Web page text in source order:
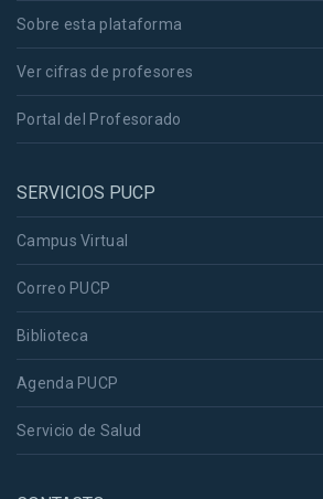
Sobre esta plataforma
Ver cifras de profesores
Portal del Profesorado
SERVICIOS PUCP
Campus Virtual
Correo PUCP
Biblioteca
Agenda PUCP
Servicio de Salud